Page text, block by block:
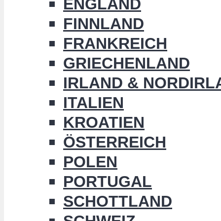
ENGLAND
FINNLAND
FRANKREICH
GRIECHENLAND
IRLAND &
ITALIEN
KROATIEN
ÖSTERREICH
POLEN
PORTUGAL
SCHOTTLAND